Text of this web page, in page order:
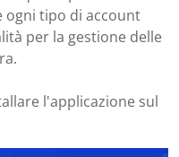
tipo di account
per la gestione delle
l'applicazione sul